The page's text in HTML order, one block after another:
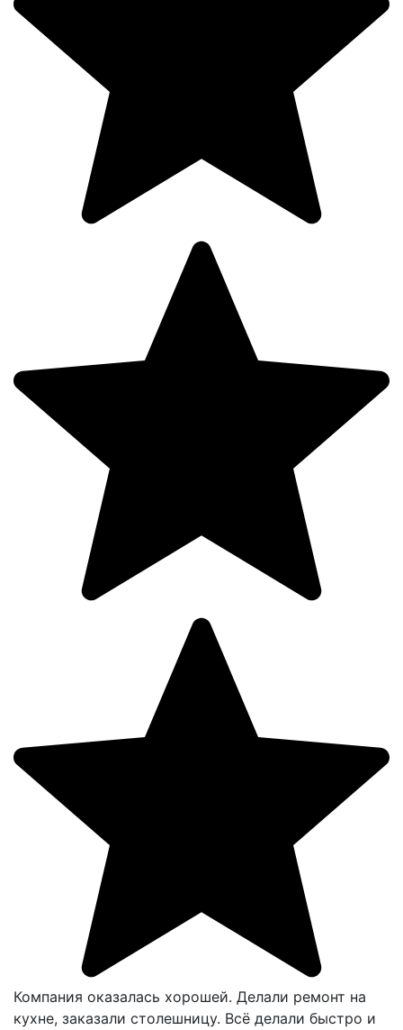
Компания оказалась хорошей. Делали ремонт на
кухне, заказали столешницу. Всё делали быстро и